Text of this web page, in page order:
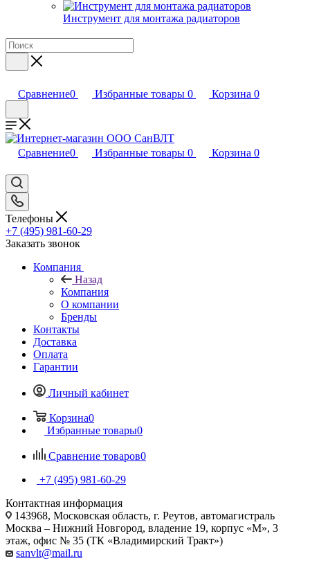
Инструмент для монтажа радиаторов
Сравнение0 Избранные товары 0 Корзина 0
Сравнение0 Избранные товары 0 Корзина 0
Телефоны
+7 (495) 981-60-29
Заказать звонок
Компания
Назад
Компания
О компании
Бренды
Контакты
Доставка
Оплата
Гарантии
Личный кабинет
Корзина0
Избранные товары0
Сравнение товаров0
+7 (495) 981-60-29
Контактная информация
143968, Московская область, г. Реутов, автомагистраль
Москва – Нижний Новгород, владение 19, корпус «М», 3
этаж, офис № 35 (ТК «Владимирский Тракт»)
sanvlt@mail.ru